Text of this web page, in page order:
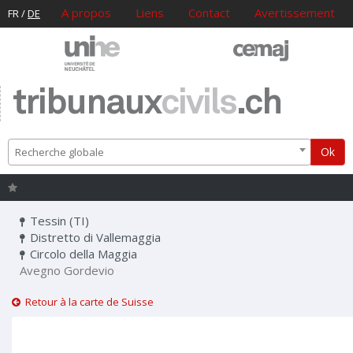
FR/DE A propos Liens Contact Avertissement
tribunauxcivils.ch
Recherche globale Ok
Tessin (TI)
Distretto di Vallemaggia
Circolo della Maggia
Avegno Gordevio
Retour à la carte de Suisse